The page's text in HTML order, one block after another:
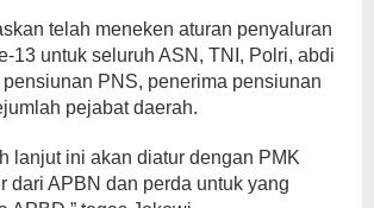
telah meneken aturan penyaluran
13 untuk seluruh ASN, TNI, Polri, abdi
PNS, penerima pensiunan
pejabat daerah.
lanjut ini akan diatur dengan PMK
dari APBN dan perda untuk yang